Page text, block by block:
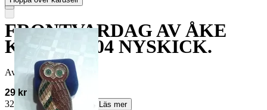
FRONTVARDAG AV ÅKE
KRETZ 2004 NYSKICK.
Avslutad 19 maj 06:30
29 kr
32 kr med köparskydd.
Läs mer